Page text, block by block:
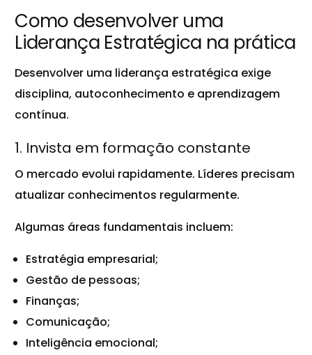
Como desenvolver uma
Liderança Estratégica na prática
Desenvolver uma liderança estratégica exige
disciplina, autoconhecimento e aprendizagem
contínua.
1. Invista em formação constante
O mercado evolui rapidamente. Líderes precisam
atualizar conhecimentos regularmente.
Algumas áreas fundamentais incluem:
Estratégia empresarial;
Gestão de pessoas;
Finanças;
Comunicação;
Inteligência emocional;